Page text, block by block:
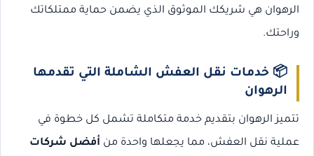
الرهوان هي شريكك الموثوق الذي يضمن حماية ممتلكاتك
وراحتك.
📦 خدمات نقل العفش الشاملة التي تقدمها
الرهوان
تتميز الرهوان بتقديم خدمة متكاملة تشمل كل خطوة في
عملية نقل العفش، مما يجعلها واحدة من أفضل شركات